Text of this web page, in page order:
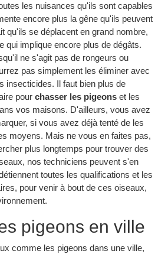
les nuisances qu'ils sont capables
encore plus la gêne qu'ils peuvent
qu'ils se déplacent en grand nombre,
qui implique encore plus de dégâts.
ne s'agit pas de rongeurs ou
pas simplement les éliminer avec
insecticides. Il faut bien plus de
pour chasser les pigeons et les
vos maisons. D'ailleurs, vous avez
si vous avez déjà tenté de les
moyens. Mais ne vous en faites pas,
plus longtemps pour trouver des
nos techniciens peuvent s'en
toutes les qualifications et les
pour venir à bout de ces oiseaux,
pigeons en ville
comme les pigeons dans une ville,